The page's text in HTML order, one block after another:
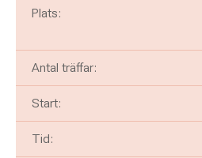
Plats:
Antal träffar:
Start:
Tid: